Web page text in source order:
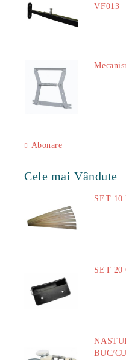
VF013
Abonare
Cele mai Vândute
SET
SET 20
BUC/